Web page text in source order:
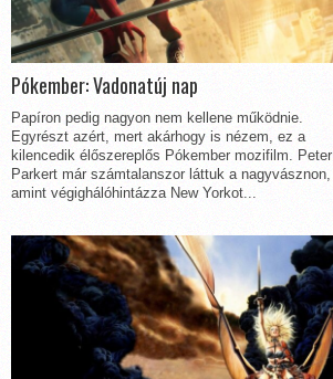
Pókember: Vadonatúj nap
Papíron pedig nagyon nem kellene működnie.
Egyrészt azért, mert akárhogy is nézem, ez a
kilencedik élőszereplős Pókember mozifilm. Peter
Parkert már számtalanszor láttuk a nagyvásznon,
amint végighálóhintázza New Yorkot...